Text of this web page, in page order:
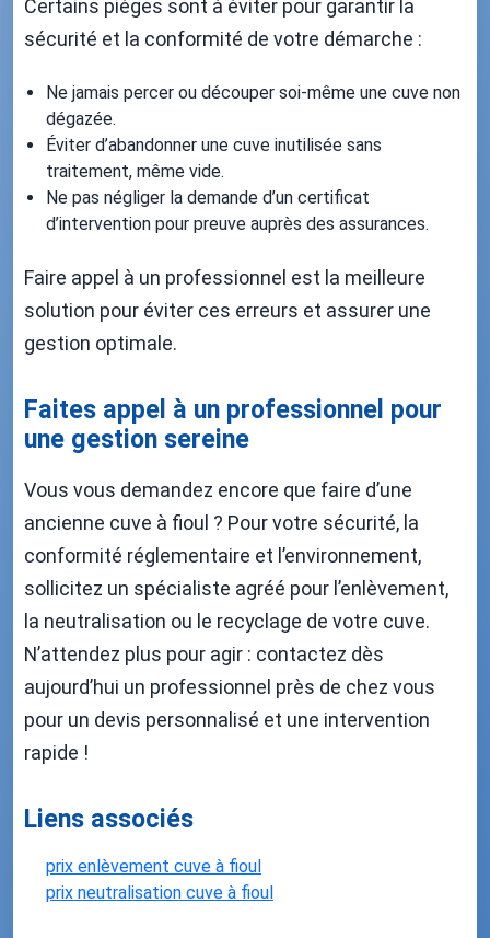
Certains pièges sont à éviter pour garantir la
sécurité et la conformité de votre démarche :
Ne jamais percer ou découper soi-même une cuve non
dégazée.
Éviter d’abandonner une cuve inutilisée sans
traitement, même vide.
Ne pas négliger la demande d’un certificat
d’intervention pour preuve auprès des assurances.
Faire appel à un professionnel est la meilleure
solution pour éviter ces erreurs et assurer une
gestion optimale.
Faites appel à un professionnel pour
une gestion sereine
Vous vous demandez encore que faire d’une
ancienne cuve à fioul ? Pour votre sécurité, la
conformité réglementaire et l’environnement,
sollicitez un spécialiste agréé pour l’enlèvement,
la neutralisation ou le recyclage de votre cuve.
N’attendez plus pour agir : contactez dès
aujourd’hui un professionnel près de chez vous
pour un devis personnalisé et une intervention
rapide !
Liens associés
prix enlèvement cuve à fioul
prix neutralisation cuve à fioul